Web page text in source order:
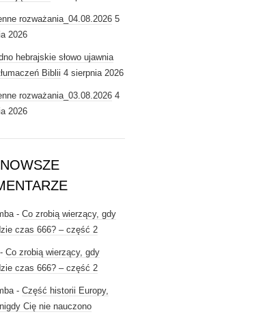
rozważania_04.08.2026 5
2026
hebrajskie słowo ujawnia
Biblii 4 sierpnia 2026
rozważania_03.08.2026 4
2026
- Co zrobią wierzący, gdy
czas 666? – część 2
Co zrobią wierzący, gdy
czas 666? – część 2
- Część historii Europy,
Cię nie nauczono